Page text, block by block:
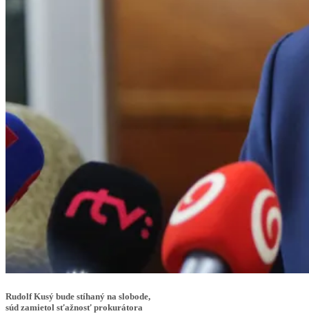
Rudolf Kusý bude stíhaný na slobode,
súd zamietol sťažnosť prokurátora